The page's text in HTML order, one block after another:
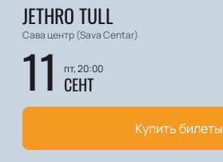
JETHRO TULL
Сава центр (Sava Centar)
11 пт, 20:00
СЕНТ
Купить билеты